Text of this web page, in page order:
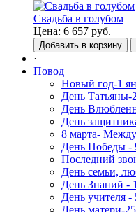
Свадьба в голубом
Цена: 6 657 руб.
Добавить в корзину
·
Повод
Новый год-1
День Татьяны-
День
День
8 марта-
День Победы -
Последний
День семьи,
День Знаний -
День учителя -
День матери-